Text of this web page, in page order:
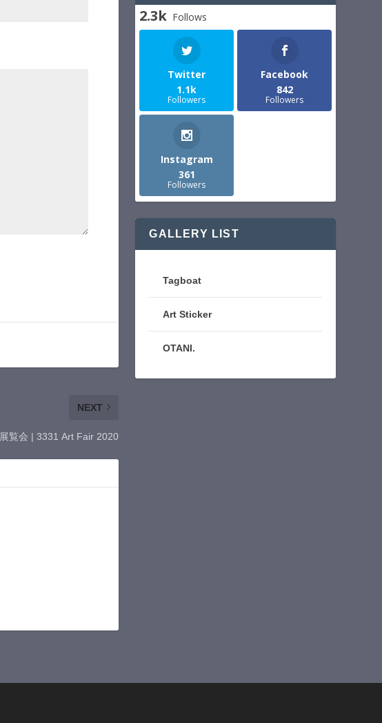
NEXT
展覧会 | 3331 Art Fair 2020
2.3k Follows
Twitter
1.1k
Followers
Facebook
842
Followers
Instagram
361
Followers
GALLERY LIST
Tagboat
Art Sticker
OTANI.